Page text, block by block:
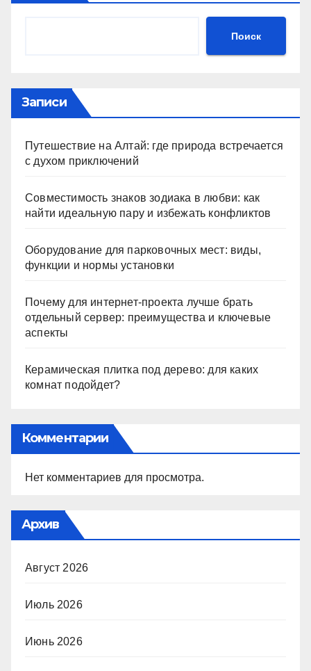
Поиск
Записи
Путешествие на Алтай: где природа встречается
с духом приключений
Совместимость знаков зодиака в любви: как
найти идеальную пару и избежать конфликтов
Оборудование для парковочных мест: виды,
функции и нормы установки
Почему для интернет-проекта лучше брать
отдельный сервер: преимущества и ключевые
аспекты
Керамическая плитка под дерево: для каких
комнат подойдет?
Комментарии
Нет комментариев для просмотра.
Архив
Август 2026
Июль 2026
Июнь 2026